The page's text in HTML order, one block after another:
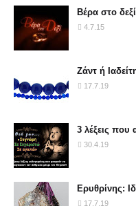
Βέρα στο
4.7.15
Ζάντ ή
17.7.19
3 λέξεις που
30.4.19
Ερυθρίνης:
17.7.19